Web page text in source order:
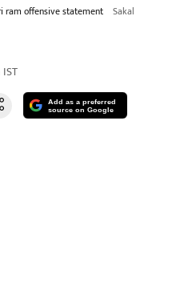
ram offensive statement Sakal
IST
Add as a preferred
source on Google